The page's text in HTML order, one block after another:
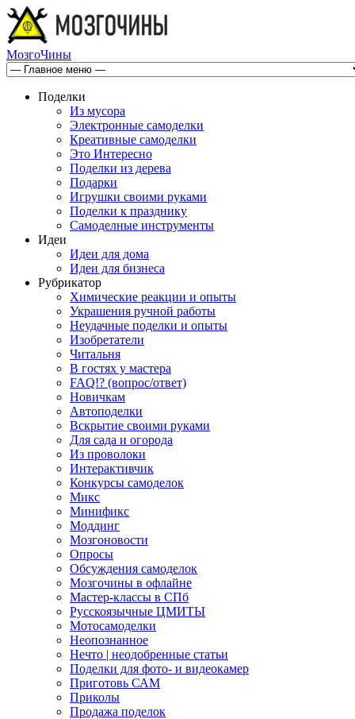
МозгоЧины
Поделки
Из мусора
Электронные самоделки
Креативные самоделки
Это Интересно
Поделки из дерева
Подарки
Игрушки своими руками
Поделки к празднику
Самоделные инструменты
Идеи
Идеи для дома
Идеи для бизнеса
Рубрикатор
Химические реакции и опыты
Украшения ручной работы
Неудачные поделки и опыты
Изобретатели
Читальня
В гостях у мастера
FAQ!? (вопрос/ответ)
Новичкам
Автоподелки
Вскрытие своими руками
Для сада и огорода
Из проволоки
Интерактивчик
Конкурсы самоделок
Микс
Минификс
Моддинг
Мозгоновости
Опросы
Обсуждения самоделок
Мозгочины в офлайне
Мастер-классы в СПб
Русскоязычные ЦМИТЫ
Мотосамоделки
Неопознанное
Нечто | неодобренные статьи
Поделки для фото- и видеокамер
Приготовь САМ
Приколы
Продажа поделок